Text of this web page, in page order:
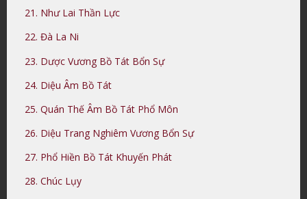
21. Như Lai Thần Lực
22. Đà La Ni
23. Dược Vương Bồ Tát Bổn Sự
24. Diệu Âm Bồ Tát
25. Quán Thế Âm Bồ Tát Phổ Môn
26. Diệu Trang Nghiêm Vương Bổn Sự
27. Phổ Hiền Bồ Tát Khuyến Phát
28. Chúc Lụy